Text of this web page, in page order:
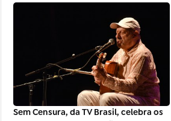
Sem Censura, da TV Brasil, celebra os